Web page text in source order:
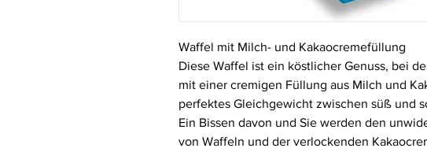
Waffel mit Milch- und Kakaocremefüllung
Diese Waffel ist ein köstlicher Genuss, bei
mit einer cremigen Füllung aus Milch und
perfektes Gleichgewicht zwischen süß und
Ein Bissen davon und Sie werden den
von Waffeln und der verlockenden